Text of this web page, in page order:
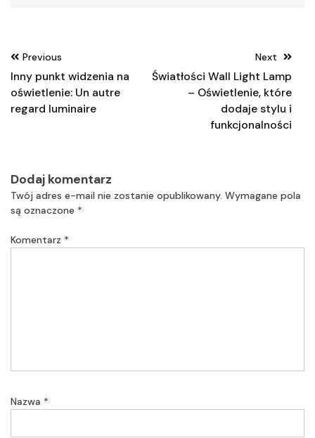
Nawigacja
wpisu
Previous
Inny punkt widzenia na
oświetlenie: Un autre
regard luminaire
Next
Światłości Wall Light Lamp
– Oświetlenie, które
dodaje stylu i
funkcjonalności
Dodaj komentarz
Twój adres e-mail nie zostanie opublikowany. Wymagane pola
są oznaczone *
Komentarz *
Nazwa *